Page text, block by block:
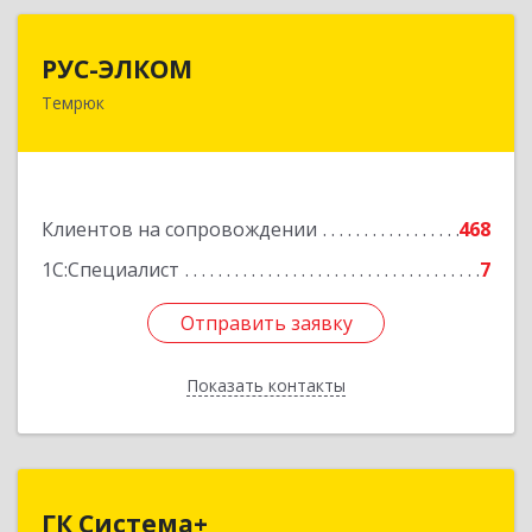
РУС-ЭЛКОМ
Темрюк
Клиентов на сопровождении
468
1С:Специалист
7
Отправить заявку
Показать контакты
353500, Краснодарский край, Темрюкский р-н,
Отправить заявку
Назад
ГК Система+